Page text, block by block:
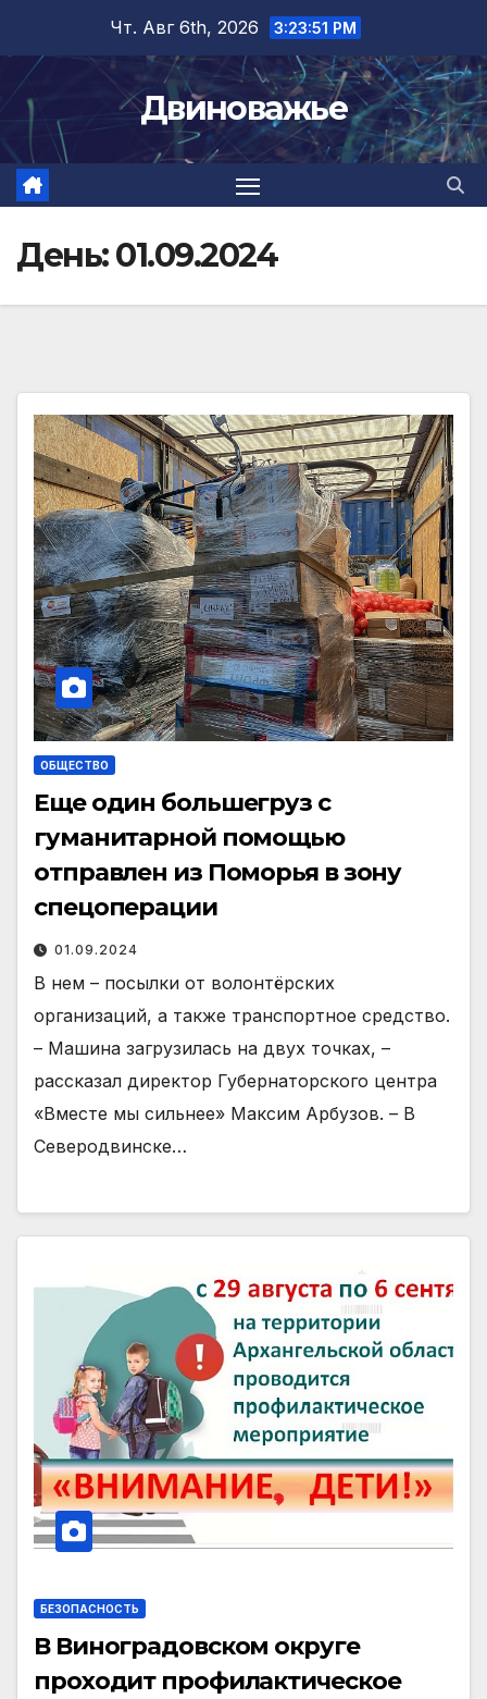
содержимому
Чт. Авг 6th, 2026 3:23:51 PM
Двиноважье
День:01.09.2024
ОБЩЕСТВО
Еще один большегруз с
гуманитарной помощью
отправлен из Поморья в зону
спецоперации
01.09.2024
В нем – посылки от волонтёрских
организаций, а также транспортное средство.
– Машина загрузилась на двух точках, –
рассказал директор Губернаторского центра
«Вместе мы сильнее» Максим Арбузов. – В
Северодвинске…
БЕЗОПАСНОСТЬ
В Виноградовском округе
проходит профилактическое